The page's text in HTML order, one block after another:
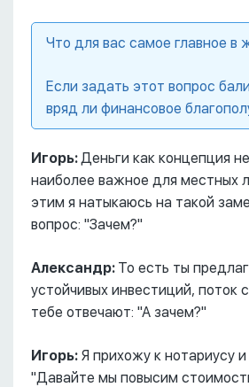
Что для вас самое главное в
Если задать этот вопрос
вряд ли финансовое
Игорь: Деньги как концепция
наиболее важное для местных
этим я натыкаюсь на такой
вопрос: "Зачем?"
Александр: То есть ты
устойчивых инвестиций, поток
тебе отвечают: "А зачем?"
Игорь: Я прихожу к нотариусу и
"Давайте мы повысим